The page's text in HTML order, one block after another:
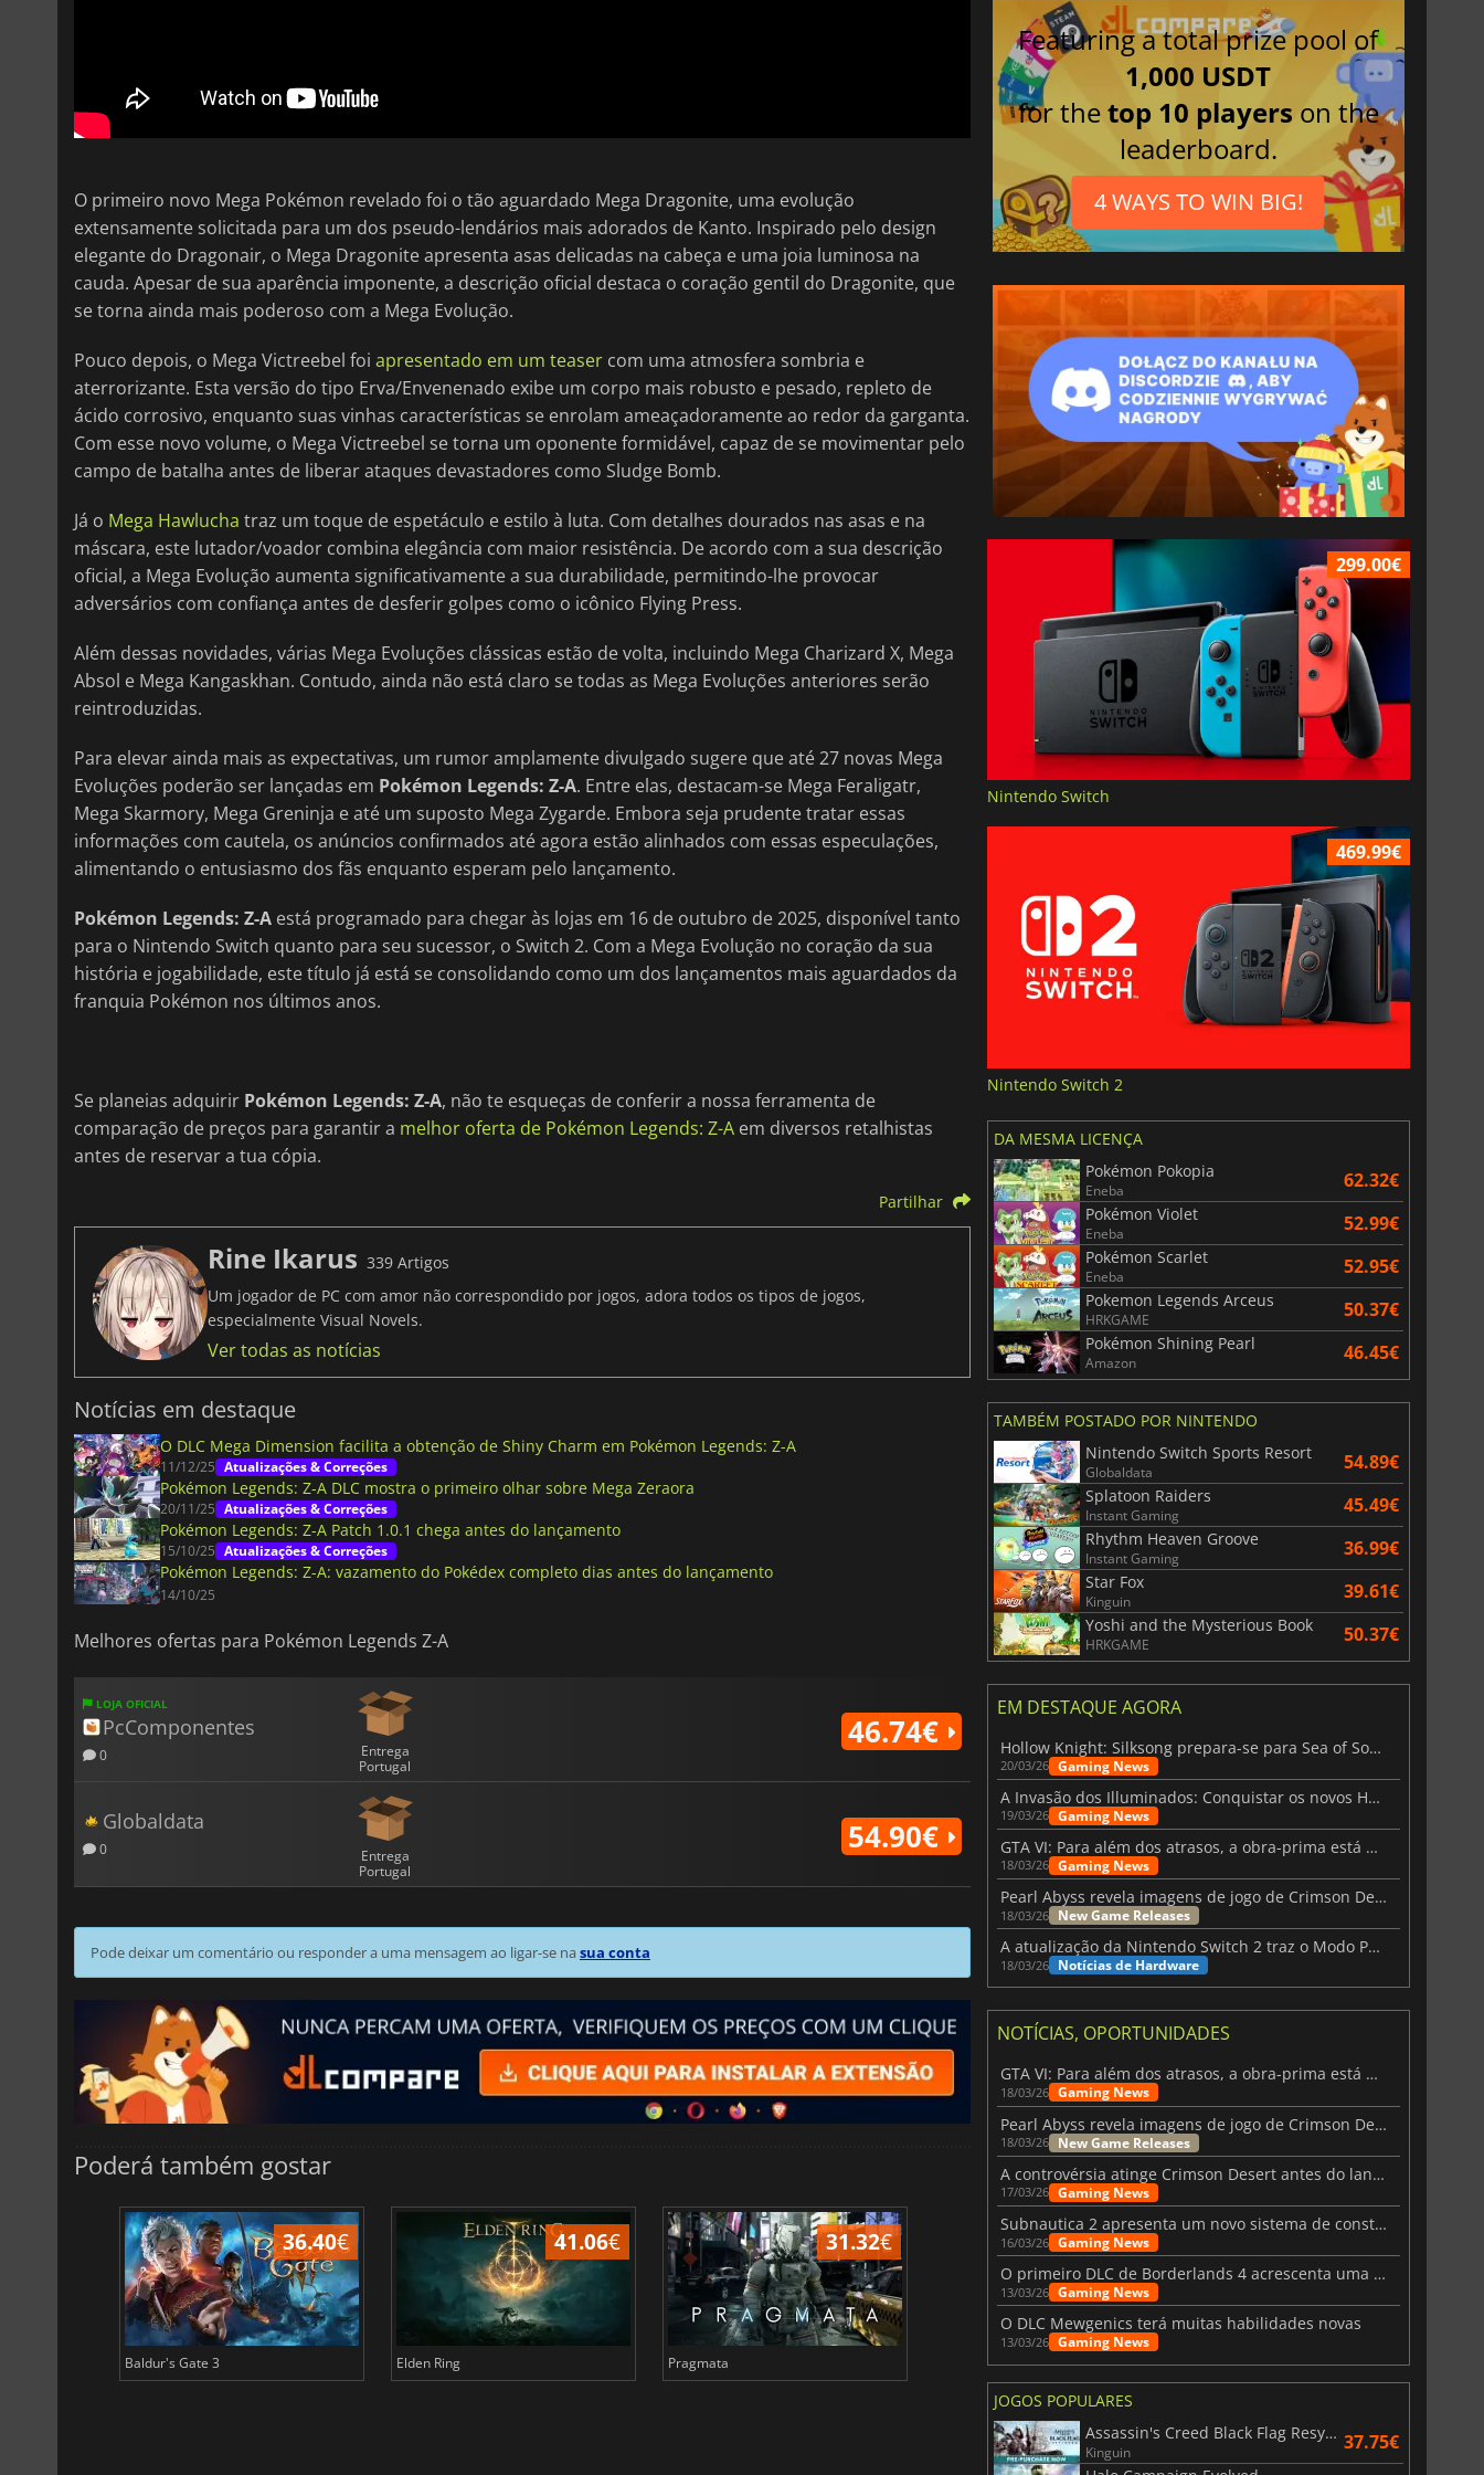
O primeiro novo Mega Pokémon revelado foi o tão aguardado Mega Dragonite, uma evolução
extensamente solicitada para um dos pseudo-lendários mais adorados de Kanto. Inspirado pelo design
elegante do Dragonair, o Mega Dragonite apresenta asas delicadas na cabeça e uma joia luminosa na
cauda. Apesar de sua aparência imponente, a descrição oficial destaca o coração gentil do Dragonite, que
se torna ainda mais poderoso com a Mega Evolução.
Pouco depois, o Mega Victreebel foi apresentado em um teaser com uma atmosfera sombria e
aterrorizante. Esta versão do tipo Erva/Envenenado exibe um corpo mais robusto e pesado, repleto de
ácido corrosivo, enquanto suas vinhas características se enrolam ameaçadoramente ao redor da garganta.
Com esse novo volume, o Mega Victreebel se torna um oponente formidável, capaz de se movimentar pelo
campo de batalha antes de liberar ataques devastadores como Sludge Bomb.
Já o Mega Hawlucha traz um toque de espetáculo e estilo à luta. Com detalhes dourados nas asas e na
máscara, este lutador/voador combina elegância com maior resistência. De acordo com a sua descrição
oficial, a Mega Evolução aumenta significativamente a sua durabilidade, permitindo-lhe provocar
adversários com confiança antes de desferir golpes como o icônico Flying Press.
Além dessas novidades, várias Mega Evoluções clássicas estão de volta, incluindo Mega Charizard X, Mega
Absol e Mega Kangaskhan. Contudo, ainda não está claro se todas as Mega Evoluções anteriores serão
reintroduzidas.
Para elevar ainda mais as expectativas, um rumor amplamente divulgado sugere que até 27 novas Mega
Evoluções poderão ser lançadas em Pokémon Legends: Z-A. Entre elas, destacam-se Mega Feraligatr,
Mega Skarmory, Mega Greninja e até um suposto Mega Zygarde. Embora seja prudente tratar essas
informações com cautela, os anúncios confirmados até agora estão alinhados com essas especulações,
alimentando o entusiasmo dos fãs enquanto esperam pelo lançamento.
Pokémon Legends: Z-A está programado para chegar às lojas em 16 de outubro de 2025, disponível tanto
para o Nintendo Switch quanto para seu sucessor, o Switch 2. Com a Mega Evolução no coração da sua
história e jogabilidade, este título já está se consolidando como um dos lançamentos mais aguardados da
franquia Pokémon nos últimos anos.
Se planeias adquirir Pokémon Legends: Z-A, não te esqueças de conferir a nossa ferramenta de
comparação de preços para garantir a melhor oferta de Pokémon Legends: Z-A em diversos retalhistas
antes de reservar a tua cópia.
Partilhar
Rine Ikarus 339 Artigos
Um jogador de PC com amor não correspondido por jogos, adora todos os tipos de jogos,
especialmente Visual Novels.
Ver todas as notícias
Notícias em destaque
O DLC Mega Dimension facilita a obtenção de Shiny Charm em Pokémon Legends: Z-A
11/12/25 Atualizações & Correções
Pokémon Legends: Z-A DLC mostra o primeiro olhar sobre Mega Zeraora
20/11/25 Atualizações & Correções
Pokémon Legends: Z-A Patch 1.0.1 chega antes do lançamento
15/10/25 Atualizações & Correções
Pokémon Legends: Z-A: vazamento do Pokédex completo dias antes do lançamento
14/10/25
Melhores ofertas para Pokémon Legends Z-A
LOJA OFICIAL
PcComponentes
0
Entrega
Portugal
46.74€
Globaldata
0
Entrega
Portugal
54.90€
Pode deixar um comentário ou responder a uma mensagem ao ligar-se nasua conta
Poderá também gostar
36.40€
Baldur's Gate 3
41.06€
Elden Ring
31.32€
Pragmata
6.77€
Total War WARHAMMER 3 Lies Of P
Featuring a total prize pool of
1,000 USDT
for thetop 10 players on the
leaderboard.
4 WAYS TO WIN BIG!
299.00€
Nintendo Switch
469.99€
Nintendo Switch 2
DA MESMA LICENÇA
Pokémon Pokopia
Eneba 62.32€
Pokémon Violet
Eneba 52.99€
Pokémon Scarlet
Eneba 52.95€
Pokemon Legends Arceus
HRKGAME 50.37€
Pokémon Shining Pearl
Amazon 46.45€
TAMBÉM POSTADO POR NINTENDO
Nintendo Switch Sports Resort
Globaldata 54.89€
Splatoon Raiders
Instant Gaming 45.49€
Rhythm Heaven Groove
Instant Gaming 36.99€
Star Fox
Kinguin 39.61€
Yoshi and the Mysterious Book
HRKGAME 50.37€
EM DESTAQUE AGORA
Hollow Knight: Silksong prepara-se para Sea of Sorrow com um patch
20/03/26 Gaming News
A Invasão dos Illuminados: Conquistar os novos Helldivers 2 Atualização!
19/03/26 Gaming News
GTA VI: Para além dos atrasos, a obra-prima está quase a chegar
18/03/26 Gaming News
Pearl Abyss revela imagens de jogo de Crimson Desert para a PS5
18/03/26 New Game Releases
A atualização da Nintendo Switch 2 traz o Modo Portátil aos jogos mais antigos da Switch
18/03/26 Notícias de Hardware
NOTÍCIAS, OPORTUNIDADES
GTA VI: Para além dos atrasos, a obra-prima está quase a chegar
18/03/26 Gaming News
Pearl Abyss revela imagens de jogo de Crimson Desert para a PS5
18/03/26 New Game Releases
A controvérsia atinge Crimson Desert antes do lançamento
17/03/26 Gaming News
Subnautica 2 apresenta um novo sistema de construção de bases
16/03/26 Gaming News
O primeiro DLC de Borderlands 4 acrescenta uma nova personagem e muito mais
13/03/26 Gaming News
O DLC Mewgenics terá muitas habilidades novas
13/03/26 Gaming News
JOGOS POPULARES
Assassin's Creed Black Flag Resynced
Kinguin 37.75€